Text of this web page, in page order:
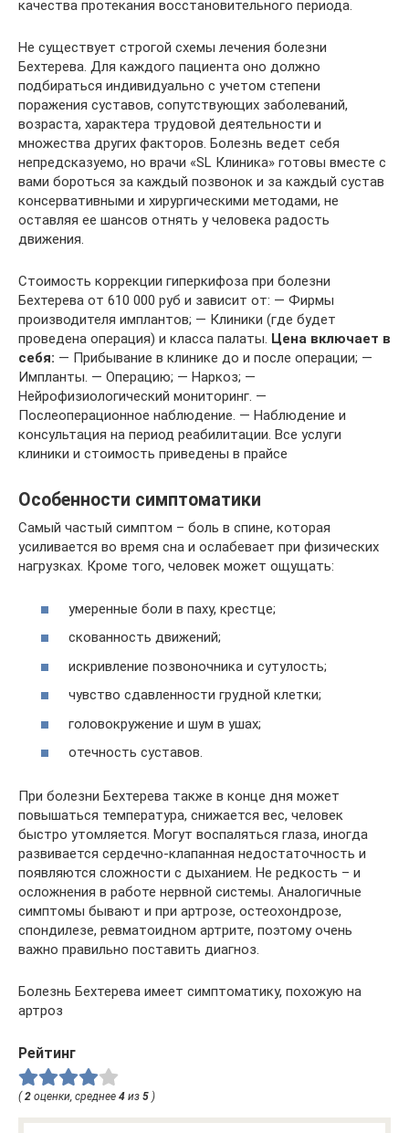
качества протекания восстановительного периода.
Не существует строгой схемы лечения болезни
Бехтерева. Для каждого пациента оно должно
подбираться индивидуально с учетом степени
поражения суставов, сопутствующих заболеваний,
возраста, характера трудовой деятельности и
множества других факторов. Болезнь ведет себя
непредсказуемо, но врачи «SL Клиника» готовы вместе с
вами бороться за каждый позвонок и за каждый сустав
консервативными и хирургическими методами, не
оставляя ее шансов отнять у человека радость
движения.
Стоимость коррекции гиперкифоза при болезни
Бехтерева от 610 000 руб и зависит от: — Фирмы
производителя имплантов; — Клиники (где будет
проведена операция) и класса палаты. Цена включает в
себя: — Прибывание в клинике до и после операции; —
Импланты. — Операцию; — Наркоз; —
Нейрофизиологический мониторинг. —
Послеоперационное наблюдение. — Наблюдение и
консультация на период реабилитации. Все услуги
клиники и стоимость приведены в прайсе
Особенности симптоматики
Самый частый симптом – боль в спине, которая
усиливается во время сна и ослабевает при физических
нагрузках. Кроме того, человек может ощущать:
умеренные боли в паху, крестце;
скованность движений;
искривление позвоночника и сутулость;
чувство сдавленности грудной клетки;
головокружение и шум в ушах;
отечность суставов.
При болезни Бехтерева также в конце дня может
повышаться температура, снижается вес, человек
быстро утомляется. Могут воспаляться глаза, иногда
развивается сердечно-клапанная недостаточность и
появляются сложности с дыханием. Не редкость – и
осложнения в работе нервной системы. Аналогичные
симптомы бывают и при артрозе, остеохондрозе,
спондилезе, ревматоидном артрите, поэтому очень
важно правильно поставить диагноз.
Болезнь Бехтерева имеет симптоматику, похожую на
артроз
Рейтинг
(2 оценки, среднее 4 из 5 )